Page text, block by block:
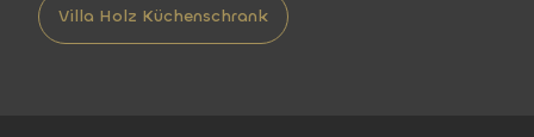
Villa Holz Küchenschrank